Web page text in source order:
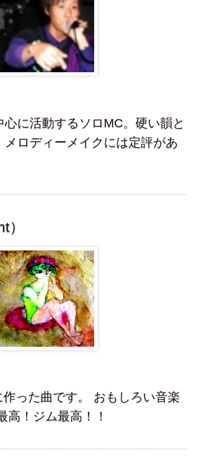
に活動するソロMC。硬い韻と
メロディーメイクには定評があ
った曲です。 おもしろい音楽
高！ジム最高！！